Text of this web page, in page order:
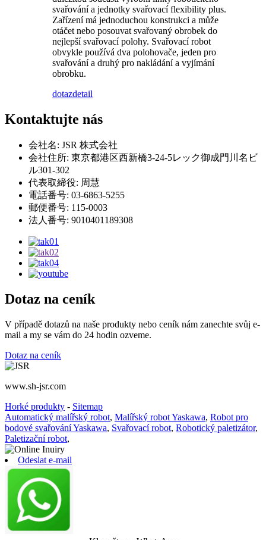
svařování a jednotky svařovací flexibility plus.
Zařízení má jednoduchou konstrukci a může
otáčet nebo posouvat svařovaný obrobek do
nejlepší svařovací polohy. Svařovací robot
obvykle používá dva polohovače, jeden pro
svařování a druhý pro nakládání a vyjímání
obrobku.
dotazdetail
Kontaktujte nás
会社名: JSR 株式会社
会社住所: 東京都港区西新橋3-24-5レック御成門川名ビ
ル301-302
代表取締役: 周慧
電話番号: 03-6863-5255
郵便番号: 115-0003
法人番号: 9010401189308
Dotaz na ceník
V případě dotazů na naše produkty nebo ceník nám zanechte svůj e-
mail a my se vám do 24 hodin ozveme.
Dotaz na ceník
www.sh-jsr.com
Horké produkty - Sitemap
Automatický malířský robot, Malířský robot Yaskawa, Robot pro
bodové svařování Yaskawa, Svařovací robot, Robotický paletizátor,
Paletizační robot,
Odeslat e-mail